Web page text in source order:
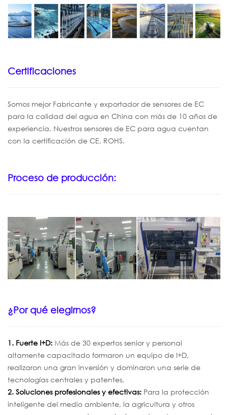
Certificaciones
Somos mejor Fabricante y exportador de sensores de EC
para la calidad del agua en China con más de 10 años de
experiencia. Nuestros sensores de EC para agua cuentan
con la certificación de CE, ROHS.
Proceso de producción:
¿Por qué elegirnos?
1. Fuerte I+D: Más de 30 expertos senior y personal
altamente capacitado formaron un equipo de I+D,
realizaron una gran inversión y dominaron una serie de
tecnologías centrales y patentes.
2. Soluciones profesionales y efectivas: Para la protección
inteligente del medio ambiente, la agricultura y otros